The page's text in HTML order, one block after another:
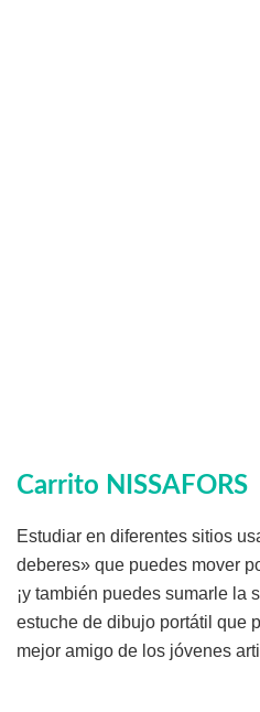
Carrito NISSAFORS
Estudiar en diferentes sitios
deberes» que puedes mover
¡y también puedes sumarle la
estuche de dibujo portátil que
mejor amigo de los jóvenes